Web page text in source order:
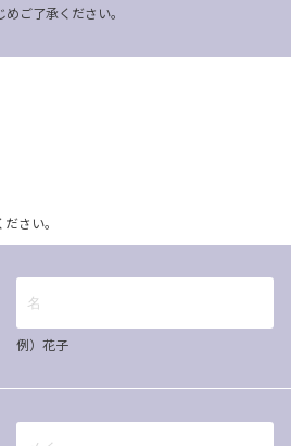
ご了承ください。
さい。
例）花子